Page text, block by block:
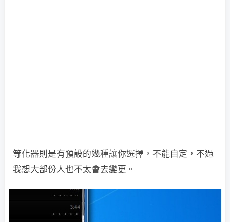
等化器則是有預設的幾種讓你選擇，不能自定，不過
我想大部份人也不太會去變更。